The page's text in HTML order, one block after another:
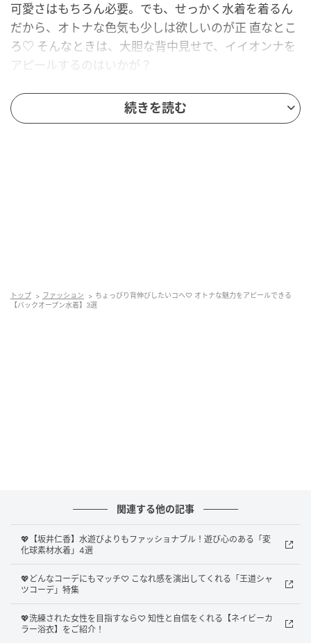
可愛さはもちろん必要。でも、せっかく水着を着るん
だから、オトナな色気も少しは欲しいのが正 直なとこ
ろ♡ そんなときは、大胆な背中見せで、イイオンナを
アピールするのはいかが？
Cordinate ポップなチェリー柄も背中あきで
オトナ指数爆上がり
続きを読む
トップ ファッション
ちょっぴり背伸びしたいコへ♡ オトナな魅力をアピールできる
【バックオープン水着】3選
関連する他の記事
💖【坂井仁香】水遊びよりもファッショナブル！遊び心のある「変
化球素材水着」4選
💖どんなコーデにもマッチ♡ こなれ感を演出してくれる「王道シャ
ツコーデ」特集
💖洗練された女性を目指すなら♡ 知性と自信をくれる【ネイビーカ
ラー浴衣】をご紹介！